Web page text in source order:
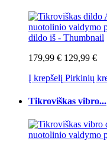
179,99 € 129,99 €
Į krepšelį Pirkinių
Tikroviškas vibro...